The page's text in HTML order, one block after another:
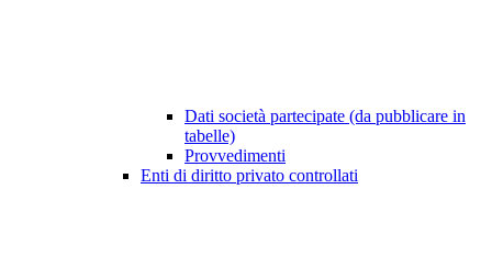
Dati società partecipate (da pubblicare in
tabelle)
Provvedimenti
Enti di diritto privato controllati